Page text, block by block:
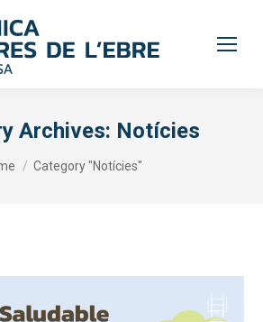
Archives: Notícies
Category "Notícies"